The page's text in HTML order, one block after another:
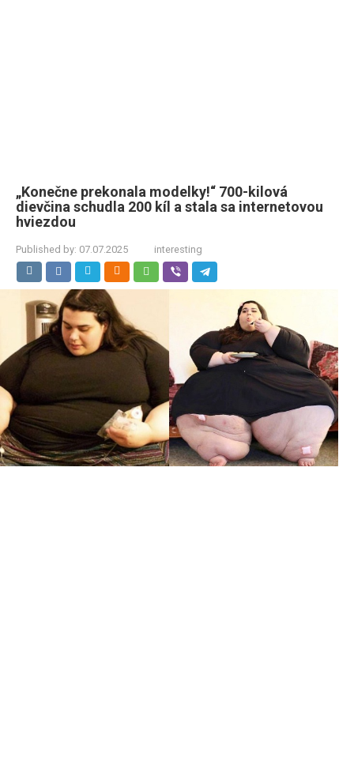
„Konečne prekonala modelky!“ 700-kilová
dievčina schudla 200 kíl a stala sa internetovou
hviezdou
Published by: 07.07.2025 interesting